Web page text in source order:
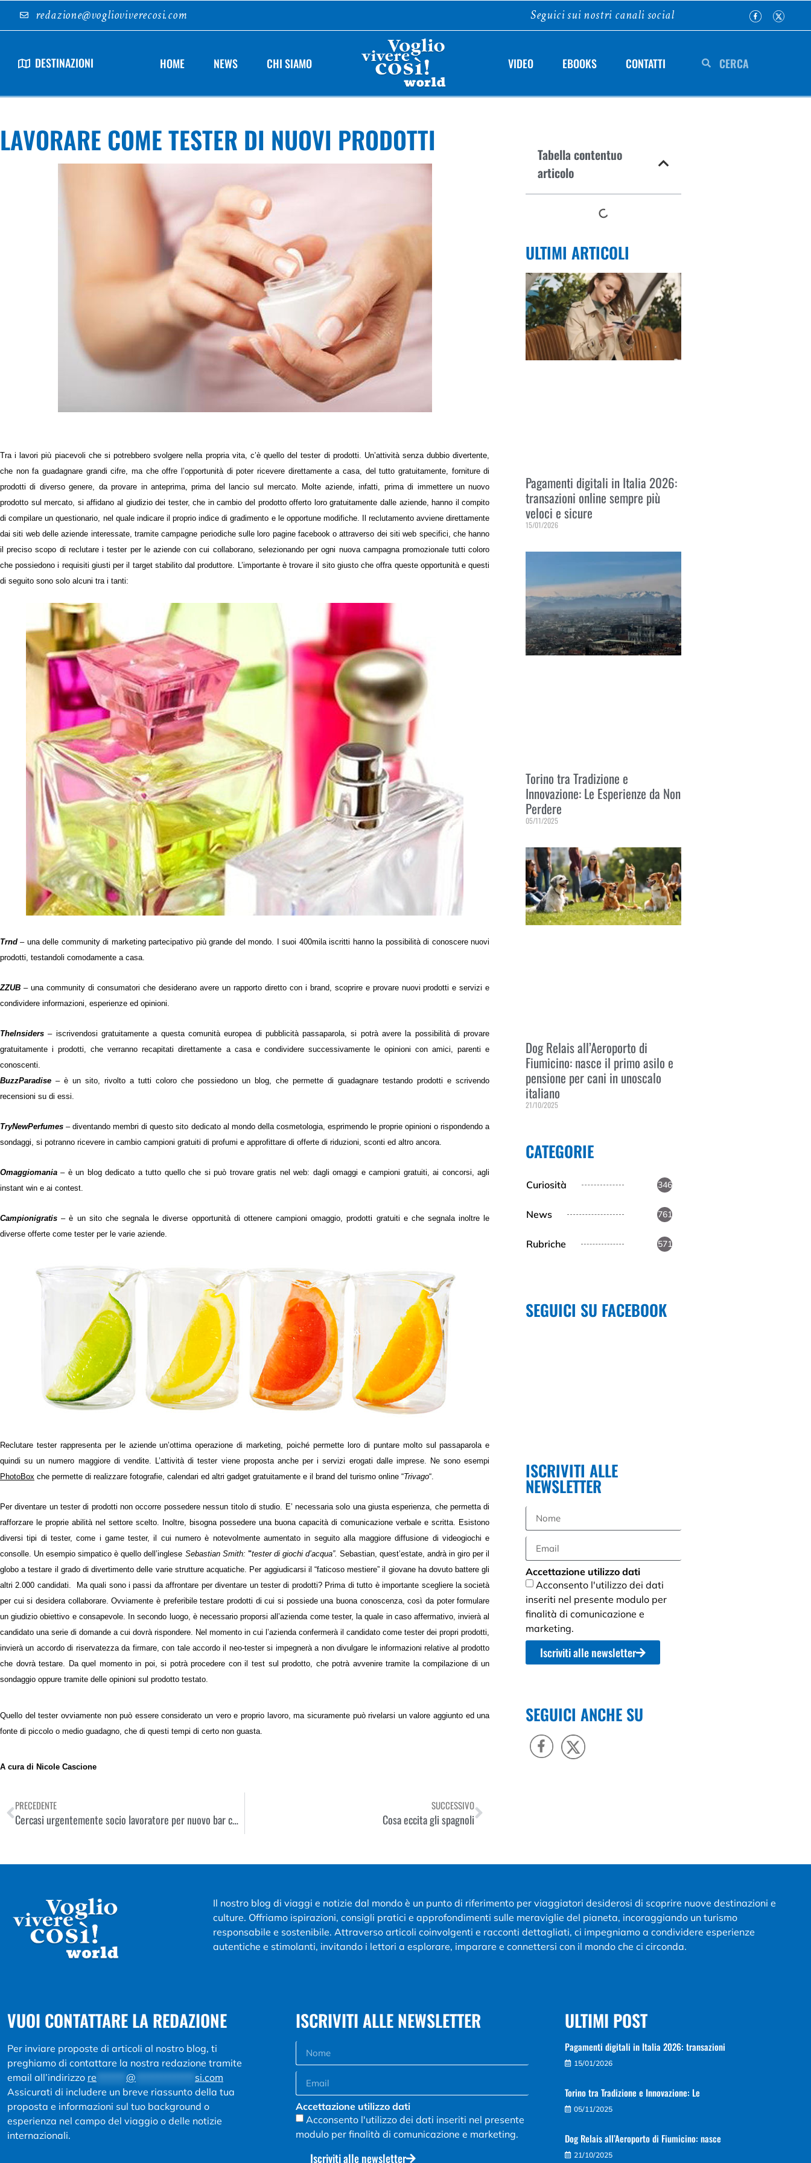
redazione@voglioviverecosi.com Seguici sui nostri canali social
DESTINAZIONI HOME NEWS CHI SIAMO VIDEO EBOOKS CONTATTI
LAVORARE COME TESTER DI NUOVI PRODOTTI
Tra i lavori più piacevoli che si potrebbero svolgere nella propria vita, c’è quello del tester di prodotti. Un’attività senza dubbio divertente,
che non fa guadagnare grandi cifre, ma che offre l’opportunità di poter ricevere direttamente a casa, del tutto gratuitamente, forniture di
prodotti di diverso genere, da provare in anteprima, prima del lancio sul mercato. Molte aziende, infatti, prima di immettere un nuovo
prodotto sul mercato, si affidano al giudizio dei tester, che in cambio del prodotto offerto loro gratuitamente dalle aziende, hanno il compito
di compilare un questionario, nel quale indicare il proprio indice di gradimento e le opportune modifiche.
Il reclutamento avviene direttamente
dai siti web delle aziende interessate, tramite campagne periodiche sulle loro pagine facebook o attraverso dei siti web specifici, che hanno
il preciso scopo di reclutare i tester per le aziende con cui collaborano, selezionando per ogni nuova campagna promozionale tutti coloro
che possiedono i requisiti giusti per il target stabilito dal produttore. L’importante è trovare il sito giusto che offra queste opportunità e questi
di seguito sono solo alcuni tra i tanti:
Trnd –una delle community di marketing partecipativo più grande del mondo. I suoi 400mila iscritti hanno la possibilità di conoscere nuovi
prodotti, testandoli comodamente a casa.
ZZUB –una community di consumatori che desiderano avere un rapporto diretto con i brand, scoprire e provare nuovi prodotti e servizi e
condividere informazioni, esperienze ed opinioni.
TheInsiders –iscrivendosi gratuitamente a questa comunità europea di pubblicità passaparola, si potrà avere la possibilità di provare
gratuitamente i prodotti, che verranno recapitati direttamente a casa e condividere successivamente le opinioni con amici, parenti e
conoscenti.
BuzzParadise–è un sito, rivolto a tutti coloro che possiedono un blog, che permette di guadagnare testando prodotti e scrivendo
recensioni su di essi.
TryNewPerfumes –diventando membri di questo sito dedicato al mondo della cosmetologia, esprimendo le proprie opinioni o rispondendo a
sondaggi, si potranno ricevere in cambio campioni gratuiti di profumi e approfittare di offerte di riduzioni, sconti ed altro ancora.
Omaggiomania –è un blog dedicato a tutto quello che si può trovare gratis nel web: dagli omaggi e campioni gratuiti, ai concorsi, agli
instant win e ai contest.
Campionigratis – è un sito che segnala le diverse opportunità di ottenere campioni omaggio, prodotti gratuiti e che segnala inoltre le
diverse offerte come tester per le varie aziende.
Reclutare tester rappresenta per le aziende un’ottima operazione di marketing, poiché permette loro di puntare molto sul passaparola e
quindi su un numero maggiore di vendite. L’attività di tester viene proposta anche per i servizi erogati dalle imprese.
Ne sono esempi
PhotoBox che permette di realizzare fotografie, calendari ed altri gadget gratuitamente e il brand del turismo online “Trivago“.
Per diventare un tester di prodotti non occorre possedere nessun titolo di studio. E’ necessaria solo una giusta esperienza, che permetta di
rafforzare le proprie abilità nel settore scelto. Inoltre, bisogna possedere una buona capacità di comunicazione verbale e scritta. Esistono
diversi tipi di tester, come i game tester, il cui numero è notevolmente aumentato in seguito alla maggiore diffusione di videogiochi e
consolle. Un esempio simpatico è quello dell’inglese Sebastian Smith: "tester di giochi d’acqua”. Sebastian, quest’estate, andrà in giro per il
globo a testare il grado di divertimento delle varie strutture acquatiche. Per aggiudicarsi il “faticoso mestiere” il giovane ha dovuto battere gli
altri 2.000 candidati. Ma quali sono i passi da affrontare per diventare un tester di prodotti? Prima di tutto è importante scegliere la società
per cui si desidera collaborare. Ovviamente è preferibile testare prodotti di cui si possiede una buona conoscenza, così da poter formulare
un giudizio obiettivo e consapevole. In secondo luogo, è necessario proporsi all’azienda come tester, la quale in caso affermativo, invierà al
candidato una serie di domande a cui dovrà rispondere. Nel momento in cui l’azienda confermerà il candidato come tester dei propri prodotti,
invierà un accordo di riservatezza da firmare, con tale accordo il neo-tester si impegnerà a non divulgare le informazioni relative al prodotto
che dovrà testare. Da quel momento in poi, si potrà procedere con il test sul prodotto, che potrà avvenire tramite la compilazione di un
sondaggio oppure tramite delle opinioni sul prodotto testato.
Quello del tester ovviamente non può essere considerato un vero e proprio lavoro, ma sicuramente può rivelarsi un valore aggiunto ed una
fonte di piccolo o medio guadagno, che di questi tempi di certo non guasta.
A cura di Nicole Cascione
PRECEDENTE
Cercasi urgentemente socio lavoratore per nuovo bar con cucina in centro a Marbella
SUCCESSIVO
Cosa eccita gli spagnoli
Tabella contentuo
articolo
ULTIMI ARTICOLI
Pagamenti digitali in Italia 2026:
transazioni online sempre più
veloci e sicure
15/01/2026
Torino tra Tradizione e
Innovazione: Le Esperienze da Non
Perdere
05/11/2025
Dog Relais all’Aeroporto di
Fiumicino: nasce il primo asilo e
pensione per cani in unoscalo
italiano
21/10/2025
CATEGORIE
Curiosità 346
News 761
Rubriche 571
SEGUICI SU FACEBOOK
ISCRIVITI ALLE
NEWSLETTER
Accettazione utilizzo dati
Acconsento l'utilizzo dei dati
inseriti nel presente modulo per
finalità di comunicazione e
marketing.
Iscriviti alle newsletter
SEGUICI ANCHE SU
Il nostro blog di viaggi e notizie dal mondo è un punto di riferimento per viaggiatori desiderosi di scoprire nuove destinazioni e
culture. Offriamo ispirazioni, consigli pratici e approfondimenti sulle meraviglie del pianeta, incoraggiando un turismo
responsabile e sostenibile. Attraverso articoli coinvolgenti e racconti dettagliati, ci impegniamo a condividere esperienze
autentiche e stimolanti, invitando i lettori a esplorare, imparare e connettersi con il mondo che ci circonda.
VUOI CONTATTARE LA REDAZIONE
Per inviare proposte di articoli al nostro blog, ti
preghiamo di contattare la nostra redazione tramite
email all’indirizzo re @
si.com
Assicurati di includere un breve riassunto della tua
proposta e informazioni sul tuo background o
esperienza nel campo del viaggio o delle notizie
internazionali.
ISCRIVITI ALLE NEWSLETTER
Accettazione utilizzo dati
Acconsento l'utilizzo dei dati inseriti nel presente
modulo per finalità di comunicazione e marketing.
Iscriviti alle newsletter
ULTIMI POST
Pagamenti digitali in Italia 2026: transazioni
15/01/2026
Torino tra Tradizione e Innovazione: Le
05/11/2025
Dog Relais all’Aeroporto di Fiumicino: nasce
21/10/2025